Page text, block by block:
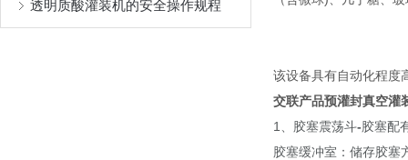
透明质酸灌装机的安全操作规程
该设备具有自动化程度
交联产品预灌封真空灌
1、胶塞震荡斗-胶塞配
胶塞缓冲室：储存胶塞